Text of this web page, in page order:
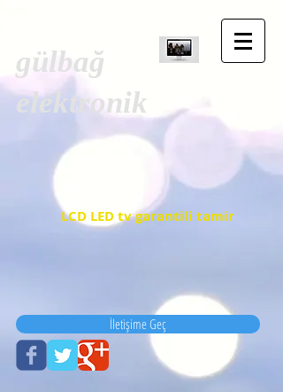
gülbağ
elektronik
LCD LED tv garantili tamir
İletişime Geç